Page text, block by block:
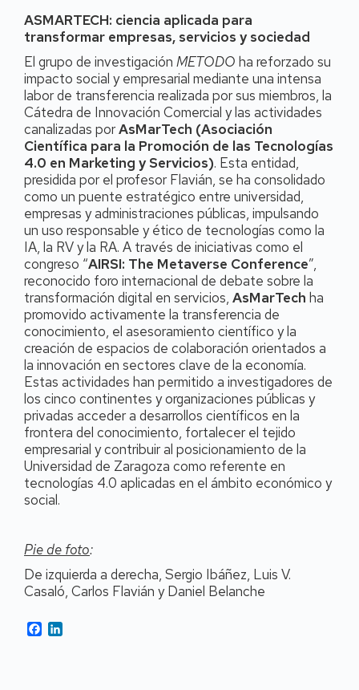
ASMARTECH: ciencia aplicada para
transformar empresas, servicios y sociedad
El grupo de investigación METODO ha reforzado su
impacto social y empresarial mediante una intensa
labor de transferencia realizada por sus miembros, la
Cátedra de Innovación Comercial y las actividades
canalizadas porAsMarTech (Asociación
Científica para la Promoción de las Tecnologías
4.0 en Marketing y Servicios). Esta entidad,
presidida por el profesor Flavián, se ha consolidado
como un puente estratégico entre universidad,
empresas y administraciones públicas, impulsando
un uso responsable y ético de tecnologías como la
IA, la RV y la RA. A través de iniciativas como el
congreso “AIRSI: The Metaverse Conference”,
reconocido foro internacional de debate sobre la
transformación digital en servicios, AsMarTech ha
promovido activamente la transferencia de
conocimiento, el asesoramiento científico y la
creación de espacios de colaboración orientados a
la innovación en sectores clave de la economía.
Estas actividades han permitido a investigadores de
los cinco continentes y organizaciones públicas y
privadas acceder a desarrollos científicos en la
frontera del conocimiento, fortalecer el tejido
empresarial y contribuir al posicionamiento de la
Universidad de Zaragoza como referente en
tecnologías 4.0 aplicadas en el ámbito económico y
social.
Pie de foto:
De izquierda a derecha, Sergio Ibáñez, Luis V.
Casaló, Carlos Flavián y Daniel Belanche
Facebook